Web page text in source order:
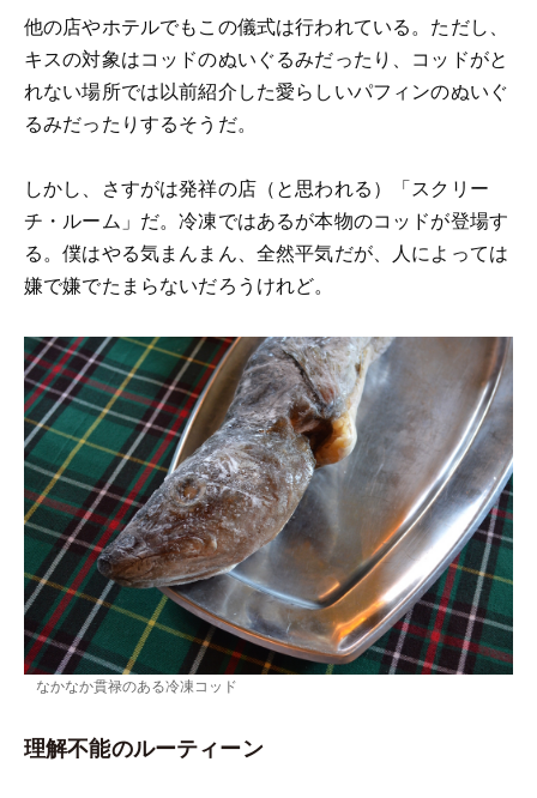
他の店やホテルでもこの儀式は行われている。ただし、
キスの対象はコッドのぬいぐるみだったり、コッドがと
れない場所では以前紹介した愛らしいパフィンのぬいぐ
るみだったりするそうだ。
しかし、さすがは発祥の店（と思われる）「スクリー
チ・ルーム」だ。冷凍ではあるが本物のコッドが登場す
る。僕はやる気まんまん、全然平気だが、人によっては
嫌で嫌でたまらないだろうけれど。
なかなか貫禄のある冷凍コッド
理解不能のルーティーン